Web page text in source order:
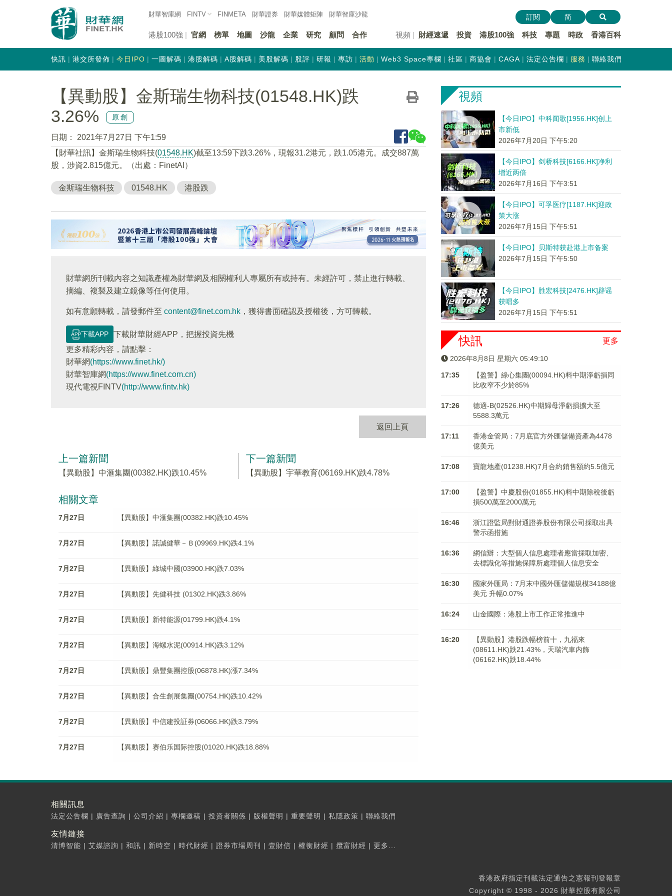
財華智庫網 FINTV FINMETA 財華證券 財華媒體矩陣 財華智庫沙龍
港股100強 官網 榜單 地圖 沙龍 企業 研究 顧問 合作 視頻 財經速遞 投資 港股100強 科技 專題 時政 香港百科
訂閱 简
快訊 港交所發佈 今日IPO 一圖解碼 港股解碼 A股解碼 美股解碼 股評 研報 專訪 活動 Web3 Space專欄 社區 商協會 CAGA 法定公告欄 服務 聯絡我們
【異動股】金斯瑞生物科技(01548.HK)跌
3.26%
原創
日期：
2021年7月27日 下午1:59
【財華社訊】金斯瑞生物科技(01548.HK)截至13:59下跌3.26%，現報31.2港元，跌1.05港元。成交887萬
股，涉資2.815億元。（出處：FinetAI）
金斯瑞生物科技 01548.HK 港股跌
財華網所刊載內容之知識產權為財華網及相關權利人專屬所有或持有。未經許可，禁止進行轉載、
摘編、複製及建立鏡像等任何使用。
如有意願轉載，請發郵件至 content@finet.com.hk ，獲得書面確認及授權後，方可轉載。
下載APP
下載財華財經APP，把握投資先機
更多精彩内容，請點擊：
財華網(https://www.finet.hk/)
財華智庫網(https://www.finet.com.cn)
現代電視FINTV(http://www.fintv.hk)
返回上頁
上一篇新聞
【異動股】中滙集團(00382.HK)跌10.45%
下一篇新聞
【異動股】宇華教育(06169.HK)跌4.78%
相關文章
7月27日 【異動股】中滙集團(00382.HK)跌10.45%
7月27日 【異動股】諾誠健華－Ｂ(09969.HK)跌4.1%
7月27日 【異動股】綠城中國(03900.HK)跌7.03%
7月27日 【異動股】先健科技 (01302.HK)跌3.86%
7月27日 【異動股】新特能源(01799.HK)跌4.1%
7月27日 【異動股】海螺水泥(00914.HK)跌3.12%
7月27日 【異動股】鼎豐集團控股(06878.HK)漲7.34%
7月27日 【異動股】合生創展集團(00754.HK)跌10.42%
7月27日 【異動股】中信建投証券(06066.HK)跌3.79%
7月27日 【異動股】赛伯乐国际控股(01020.HK)跌18.88%
視頻
【今日IPO】中科闻歌[1956.HK]创上
市新低
2026年7月20日 下午5:20
【今日IPO】剑桥科技[6166.HK]净利
增近两倍
2026年7月16日 下午3:51
【今日IPO】可孚医疗[1187.HK]迎政
策大涨
2026年7月15日 下午5:51
【今日IPO】贝斯特获赴港上市备案
2026年7月15日 下午5:50
【今日IPO】胜宏科技[2476.HK]辟谣
获唱多
2026年7月15日 下午5:51
更多
快訊
2026年8月8日 星期六 05:49:11
17:35
【盈警】綠心集團(00094.HK)料中期淨虧損同
比收窄不少於85%
17:26
德適-B(02526.HK)中期歸母淨虧損擴大至
5588.3萬元
17:11
香港金管局：7月底官方外匯儲備資產為4478
億美元
17:08 寶龍地產(01238.HK)7月合約銷售額約5.5億元
17:00
【盈警】中慶股份(01855.HK)料中期除稅後虧
損500萬至2000萬元
16:46
浙江證監局對財通證券股份有限公司採取出具
警示函措施
16:36
網信辦：大型個人信息處理者應當採取加密、
去標識化等措施保障所處理個人信息安全
16:30
國家外匯局：7月末中國外匯儲備規模34188億
美元 升幅0.07%
16:24 山金國際：港股上市工作正常推進中
16:20
【異動股】港股跌幅榜前十，九福來
(08611.HK)跌21.43%，天瑞汽車内飾
(06162.HK)跌18.44%
相關訊息
法定公告欄 | 廣告查詢 | 公司介紹 | 專欄邀稿 | 投資者關係 | 版權聲明 | 重要聲明 | 私隱政策 | 聯絡我們
友情鏈接
清博智能 | 艾媒諮詢 | 和訊 | 新時空 | 時代財經 | 證券市場周刊 | 壹財信 | 權衡財經 | 攬富財經 | 更多...
香港政府指定刊載法定通告之憲報刊登報章
Copyright © 1998 - 2026 財華控股有限公司